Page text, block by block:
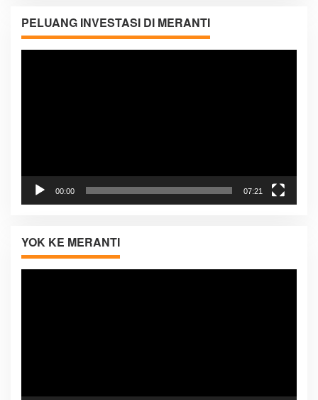
PELUANG INVESTASI DI MERANTI
00:00 07:21
YOK KE MERANTI